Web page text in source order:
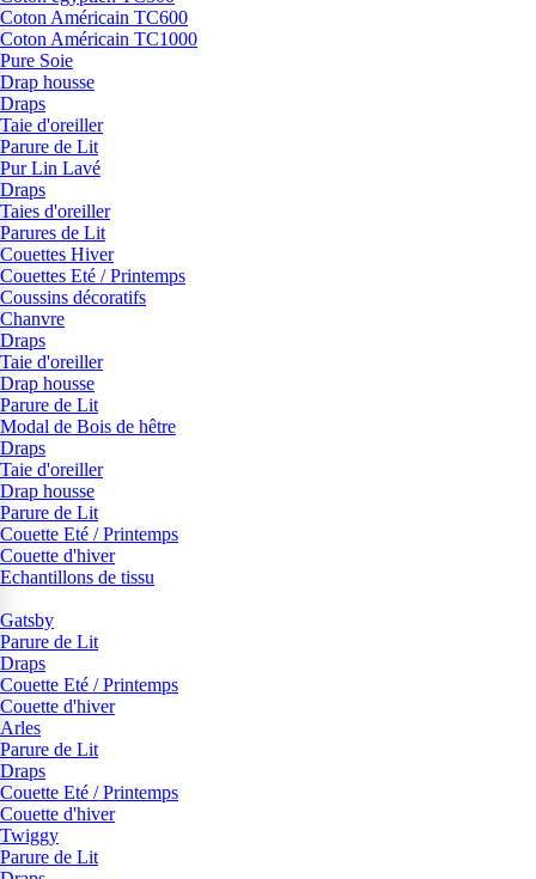
Coton Américain TC600
Coton Américain TC1000
Pure Soie
Drap housse
Draps
Taie d'oreiller
Parure de Lit
Pur Lin Lavé
Draps
Taies d'oreiller
Parures de Lit
Couettes Hiver
Couettes Eté / Printemps
Coussins décoratifs
Chanvre
Draps
Taie d'oreiller
Drap housse
Parure de Lit
Modal de Bois de hêtre
Draps
Taie d'oreiller
Drap housse
Parure de Lit
Couette Eté / Printemps
Couette d'hiver
Echantillons de tissu
Gatsby
Parure de Lit
Draps
Couette Eté / Printemps
Couette d'hiver
Arles
Parure de Lit
Draps
Couette Eté / Printemps
Couette d'hiver
Twiggy
Parure de Lit